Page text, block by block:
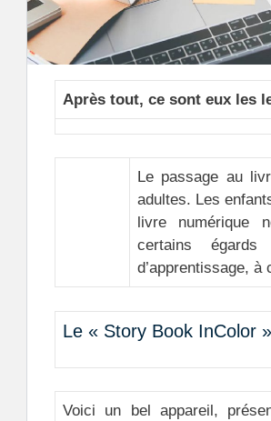
Après tout, ce sont eux les
Le passage au
adultes. Les
livre numérique
certains
d’apprentissage,
Le « Story Book InColor
Voici un bel appareil,